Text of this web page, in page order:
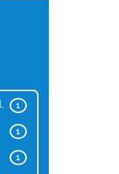
1
1
1